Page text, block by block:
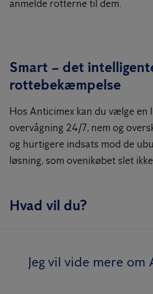
anmelde rotterne til dem.
Smart – det
rottebekæmpelse
Hos Anticimex kan du vælge en
overvågning 24/7, nem og
og hurtigere indsats mod de
løsning, som ovenikøbet slet
Hvad vil du?
Jeg vil vide mere